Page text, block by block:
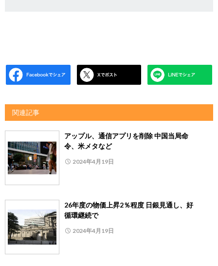
関連記事
アップル、通信アプリを削除 中国当局命
令、米メタなど
2024年4月19日
26年度の物価上昇2％程度 日銀見通し、好
循環継続で
2024年4月19日